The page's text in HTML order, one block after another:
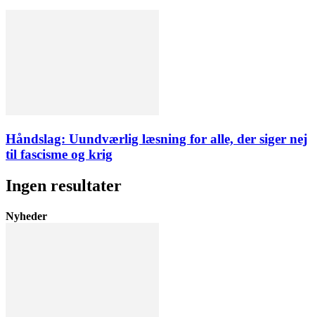
Håndslag: Uundværlig læsning for alle, der siger nej
til fascisme og krig
Ingen resultater
Nyheder